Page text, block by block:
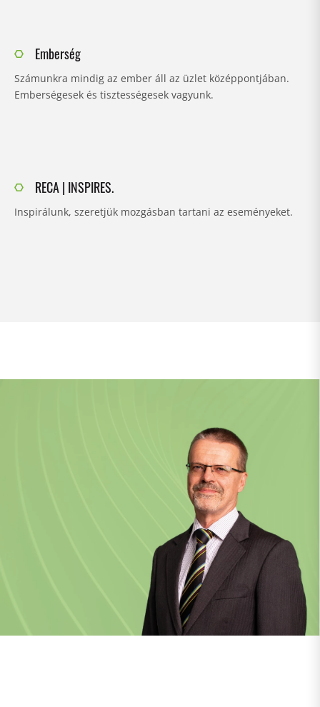
Emberség
Számunkra mindig az ember áll az üzlet középpontjában.
Emberségesek és tisztességesek vagyunk.
RECA | INSPIRES.
Inspirálunk, szeretjük mozgásban tartani az eseményeket.